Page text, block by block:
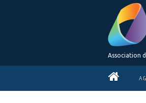
Association